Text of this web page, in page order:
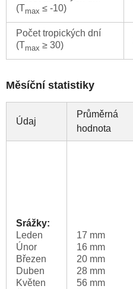
(Tmax ≤ -10)
Počet tropických dní
(Tmax ≥ 30)
Měsíční statistiky
Údaj
Průměrná
hodnota
Srážky:
Leden
Únor
Březen
Duben
Květen
17 mm
16 mm
20 mm
28 mm
56 mm